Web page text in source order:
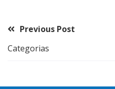
Previous Post
Categorias